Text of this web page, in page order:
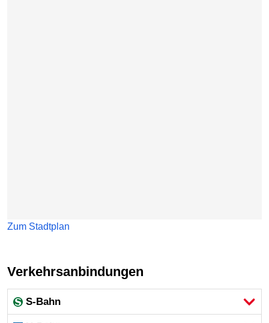
Zum Stadtplan
Verkehrsanbindungen
S-Bahn